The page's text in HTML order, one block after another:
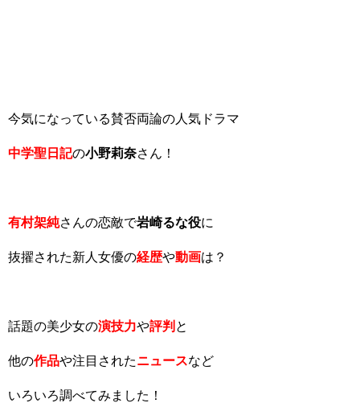
今気になっている賛否両論の人気ドラマ
中学聖日記の小野莉奈さん！
有村架純さんの恋敵で岩崎るな役に
抜擢された新人女優の経歴や動画は？
話題の美少女の演技力や評判 と
他の作品や注目されたニュースなど
いろいろ調べてみました！